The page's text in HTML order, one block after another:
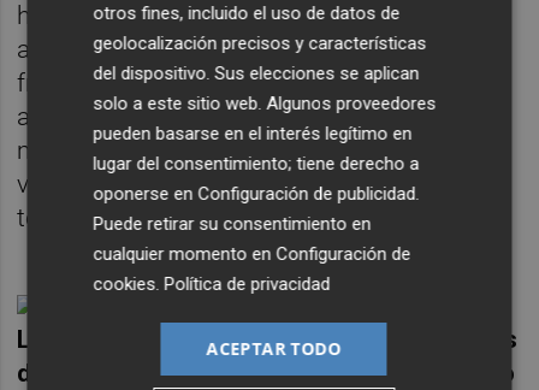
han continuado perdiendo importancia y
ahora apenas representan el 10,2% del total,
frente al 33,6% en 2012. En los últimos siete
años, el patrimonio con alguna exposición a
mercados de acciones (mixto o renta
variable) ha pasado del 37,4% al 74,2% del
total.
Los notables rendimientos de los mercados
de acciones en 2019 elevaron el patrimonio
otros fines, incluido el uso de datos de
geolocalización precisos y características
del dispositivo. Sus elecciones se aplican
solo a este sitio web. Algunos proveedores
pueden basarse en el interés legítimo en
lugar del consentimiento; tiene derecho a
oponerse enConfiguración de publicidad.
Puede retirar su consentimiento en
cualquier momento enConfiguración de
cookies.Política de privacidad
ACEPTAR TODO